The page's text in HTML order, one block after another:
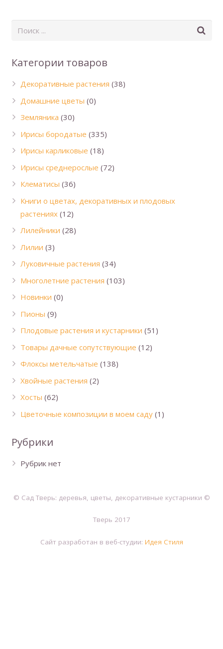
Категории товаров
Декоративные растения (38)
Домашние цветы (0)
Земляника (30)
Ирисы бородатые (335)
Ирисы карликовые (18)
Ирисы среднерослые (72)
Клематисы (36)
Книги о цветах, декоративных и плодовых
растениях (12)
Лилейники (28)
Лилии (3)
Луковичные растения (34)
Многолетние растения (103)
Новинки (0)
Пионы (9)
Плодовые растения и кустарники (51)
Товары дачные сопутствующие (12)
Флоксы метельчатые (138)
Хвойные растения (2)
Хосты (62)
Цветочные композиции в моем саду (1)
Рубрики
Рубрик нет
© Сад Тверь: деревья, цветы, декоративные кустарники ©
Тверь 2017
Сайт разработан в веб-студии: Идея Стиля